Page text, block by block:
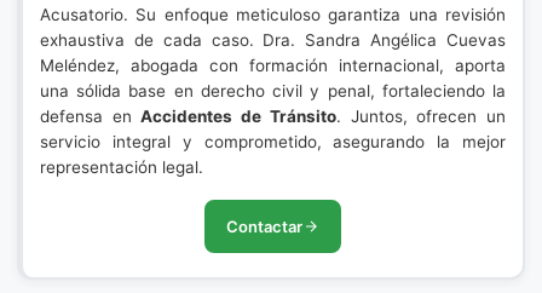
Acusatorio. Su enfoque meticuloso garantiza una revisión
exhaustiva de cada caso. Dra. Sandra Angélica Cuevas
Meléndez, abogada con formación internacional, aporta
una sólida base en derecho civil y penal, fortaleciendo la
defensa enAccidentes de Tránsito. Juntos, ofrecen un
servicio integral y comprometido, asegurando la mejor
representación legal.
Contactar